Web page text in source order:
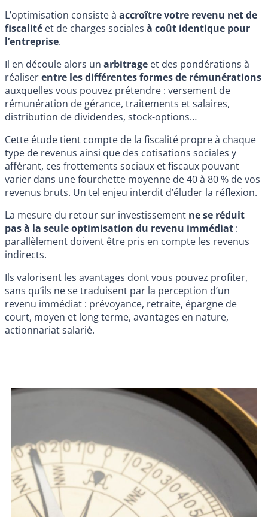
L’optimisation consiste à accroître votre revenu net de
fiscalité et de charges sociales à coût identique pour
l’entreprise.
Il en découle alors un arbitrage et des pondérations à
réaliserentre les différentes formes de rémunérations
auxquelles vous pouvez prétendre : versement de
rémunération de gérance, traitements et salaires,
distribution de dividendes, stock-options…
Cette étude tient compte de la fiscalité propre à chaque
type de revenus ainsi que des cotisations sociales y
afférant, ces frottements sociaux et fiscaux pouvant
varier dans une fourchette moyenne de 40 à 80 % de vos
revenus bruts. Un tel enjeu interdit d’éluder la réflexion.
La mesure du retour sur investissement ne se réduit
pas à la seule optimisation du revenu immédiat :
parallèlement doivent être pris en compte les revenus
indirects.
Ils valorisent les avantages dont vous pouvez profiter,
sans qu’ils ne se traduisent par la perception d’un
revenu immédiat : prévoyance, retraite, épargne de
court, moyen et long terme, avantages en nature,
actionnariat salarié.